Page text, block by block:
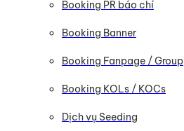
Booking PR báo chí
Booking Banner
Booking Fanpage / Group
Booking KOLs / KOCs
Dịch vụ Seeding